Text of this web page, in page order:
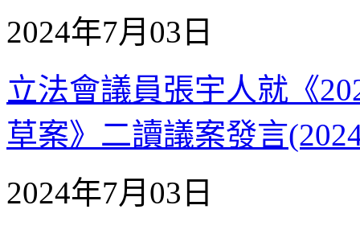
2024年7月03日
立法會議員張宇人就《
草案》二讀議案發言
2024年7月03日